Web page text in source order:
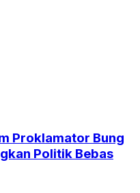
Proklamator Bung
Politik Bebas